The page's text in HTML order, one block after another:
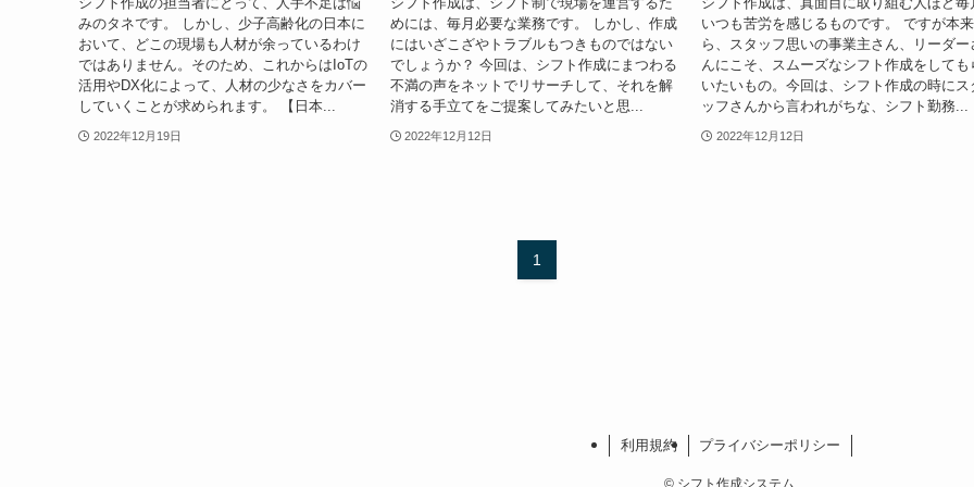
みのタネです。 しかし、少子高齢化の日本に
おいて、どこの現場も人材が余っているわけ
ではありません。そのため、これからはIoTの
活用やDX化によって、人材の少なさをカバー
していくことが求められます。 【日本...
2022年12月19日
めには、毎月必要な業務です。 しかし、作成
にはいざこざやトラブルもつきものではない
でしょうか？ 今回は、シフト作成にまつわる
不満の声をネットでリサーチして、それを解
消する手立てをご提案してみたいと思...
2022年12月12日
いつも苦労を感じるものです。 ですが本
ら、スタッフ思いの事業主さん、リーダー
んにこそ、スムーズなシフト作成をしても
いたいもの。今回は、シフト作成の時にス
ッフさんから言われがちな、シフト勤務...
2022年12月12日
1
利用規約 プライバシーポリシー
©シフト作成システム.